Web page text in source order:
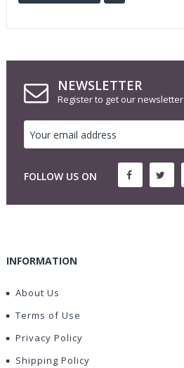
NEWSLETTER
Register to get our newsletter
FOLLOW US ON
INFORMATION
About Us
Terms of Use
Privacy Policy
Shipping Policy